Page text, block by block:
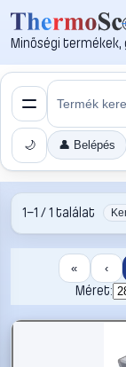
Minőségi termékek,
🌙 👤 Belépés
1–1 / 1 találat
« ‹
Méret: